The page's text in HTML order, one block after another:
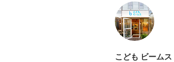
こども ビームス